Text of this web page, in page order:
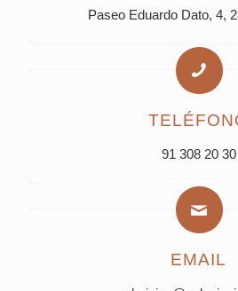
Paseo Eduardo Dato, 4,
91 308 20 30
EMAIL